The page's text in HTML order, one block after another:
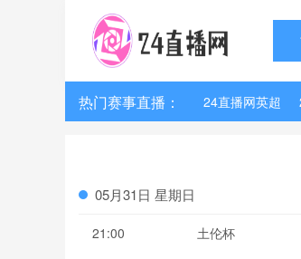
热门赛事直播： 24直播网英超
05月31日 星期日
21:00 土伦杯